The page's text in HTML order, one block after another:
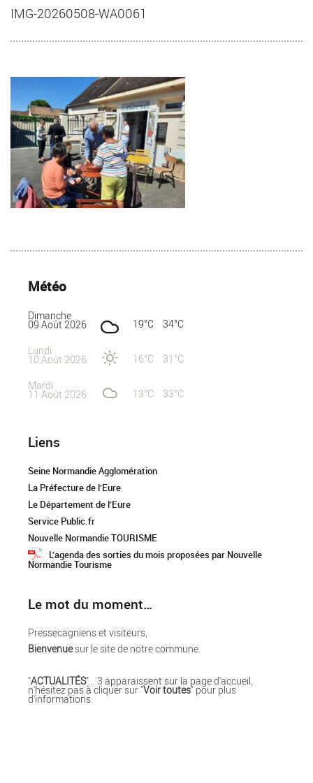
IMG-20260508-WA0061
Météo
Dimanche
09 Août 2026 19°C 34°C
Lundi
10 Août 2026 16°C 31°C
Mardi
11 Août 2026 13°C 33°C
Liens
Seine Normandie Agglomération
La Préfecture de l’Eure
Le Département de l’Eure
Service Public.fr
Nouvelle Normandie TOURISME
L’agenda des sorties du mois proposées par Nouvelle
Normandie Tourisme
Le mot du moment…
Pressecagniens et visiteurs,
Bienvenuesur le site de notre commune.
"ACTUALITÉS"... 3 apparaissent sur la page d'accueil,
n'hésitez pas à cliquer sur "Voir toutes" pour plus
d'informations.